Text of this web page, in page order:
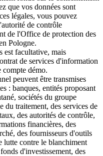
que vos données sont
légales, vous pouvez
de contrôle
de l'Office de protection des
Pologne.
est facultative, mais
de services d'information
compte démo.
peuvent être transmises
: banques, entités proposant
sociétés du groupe
du traitement, des services de
des autorités de contrôle,
financières, des
des fournisseurs d'outils
lutte contre le blanchiment
d'investissement, des